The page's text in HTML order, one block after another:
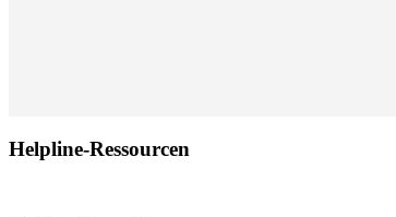
Helpline-Ressourcen